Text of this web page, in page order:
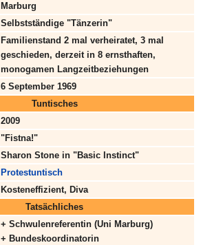
Marburg
Selbstständige "Tänzerin"
Familienstand 2 mal verheiratet, 3 mal
geschieden, derzeit in 8 ernsthaften,
monogamen Langzeitbeziehungen
6 September 1969
Tuntisches
2009
"Fistna!"
Sharon Stone in "Basic Instinct"
Protestuntisch
Kosteneffizient, Diva
Tatsächliches
+ Schwulenreferentin (Uni Marburg)
+ Bundeskoordinatorin